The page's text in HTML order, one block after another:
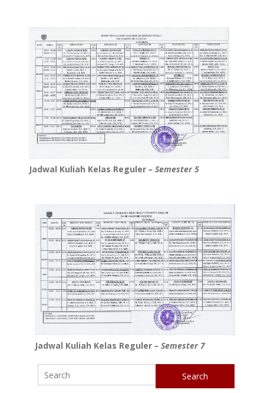
Jadwal Kuliah Kelas Reguler – Semester 5
Jadwal Kuliah Kelas Reguler – Semester 7
Search